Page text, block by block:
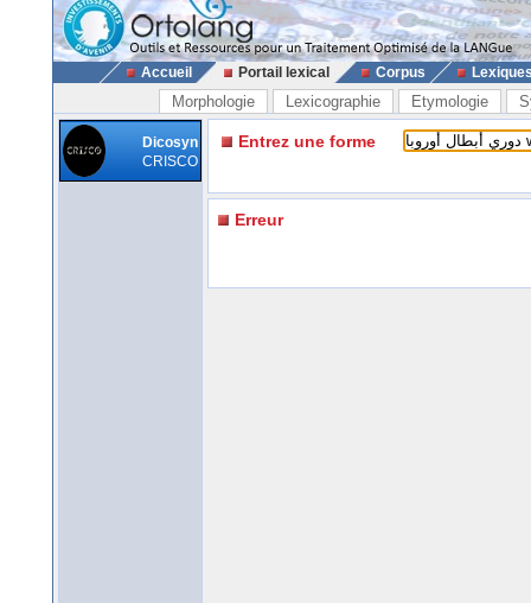
Accueil Portail lexical Corpus
Morphologie Lexicographie Etymologie
Dicosyn
CRISCO
Entrez une forme
Erreur